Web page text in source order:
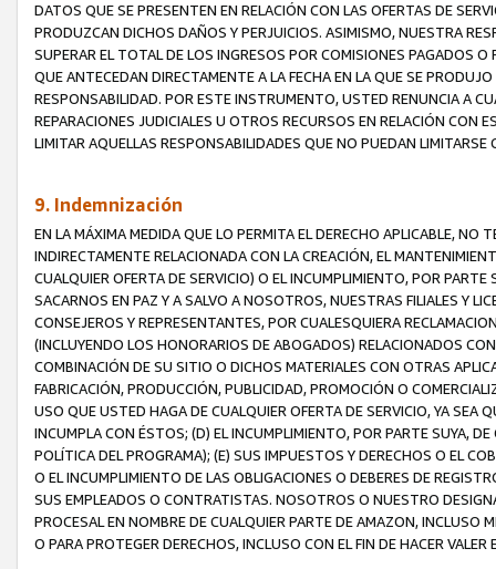
DATOS QUE SE PRESENTEN EN RELACIÓN CON LAS OFERTAS DE
PRODUZCAN DICHOS DAÑOS Y PERJUICIOS. ASIMISMO, NUESTRA
SUPERAR EL TOTAL DE LOS INGRESOS POR COMISIONES PAGADOS
QUE ANTECEDAN DIRECTAMENTE A LA FECHA EN LA QUE SE
RESPONSABILIDAD. POR ESTE INSTRUMENTO, USTED RENUNCIA A
REPARACIONES JUDICIALES U OTROS RECURSOS EN RELACIÓN CON
LIMITAR AQUELLAS RESPONSABILIDADES QUE NO PUEDAN LIMITARSE
9. Indemnización
EN LA MÁXIMA MEDIDA QUE LO PERMITA EL DERECHO APLICABLE,
INDIRECTAMENTE RELACIONADA CON LA CREACIÓN, EL
CUALQUIER OFERTA DE SERVICIO) O EL INCUMPLIMIENTO, POR
SACARNOS EN PAZ Y A SALVO A NOSOTROS, NUESTRAS FILIALES Y
CONSEJEROS Y REPRESENTANTES, POR CUALESQUIERA
(INCLUYENDO LOS HONORARIOS DE ABOGADOS) RELACIONADOS
COMBINACIÓN DE SU SITIO O DICHOS MATERIALES CON OTRAS
FABRICACIÓN, PRODUCCIÓN, PUBLICIDAD, PROMOCIÓN O
USO QUE USTED HAGA DE CUALQUIER OFERTA DE SERVICIO, YA SEA
INCUMPLA CON ÉSTOS; (D) EL INCUMPLIMIENTO, POR PARTE SUYA,
POLÍTICA DEL PROGRAMA); (E) SUS IMPUESTOS Y DERECHOS O EL
O EL INCUMPLIMIENTO DE LAS OBLIGACIONES O DEBERES DE
SUS EMPLEADOS O CONTRATISTAS. NOSOTROS O NUESTRO
PROCESAL EN NOMBRE DE CUALQUIER PARTE DE AMAZON, INCLUSO
O PARA PROTEGER DERECHOS, INCLUSO CON EL FIN DE HACER VALER